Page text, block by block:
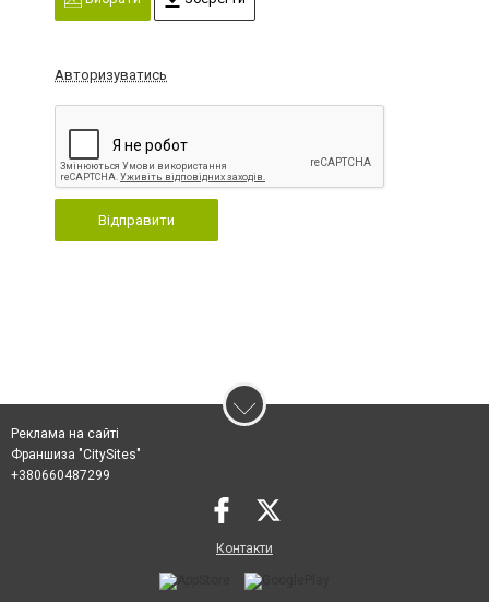
Авторизуватись
Відправити
Реклама на сайті
Франшиза "CitySites"
+380660487299
Контакти